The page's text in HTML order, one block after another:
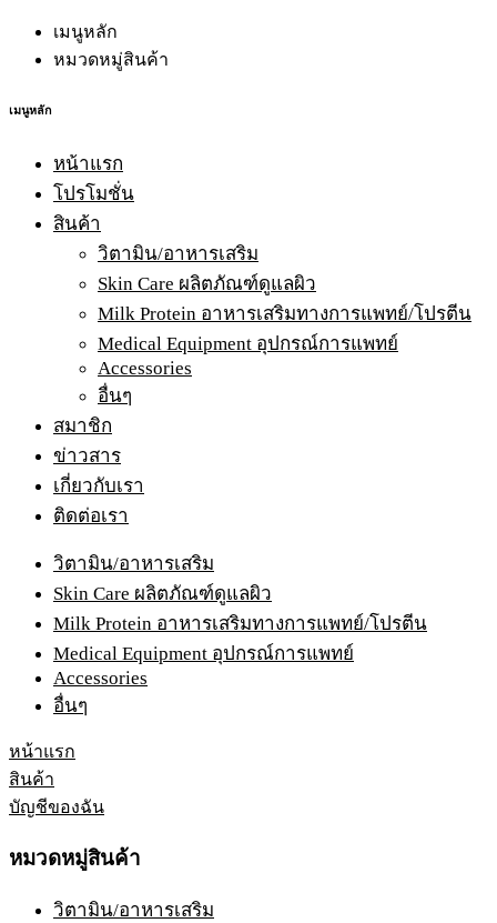
เมนูหลัก
หมวดหมู่สินค้า
เมนูหลัก
หน้าแรก
โปรโมชั่น
สินค้า
วิตามิน/อาหารเสริม
Skin Care ผลิตภัณฑ์ดูแลผิว
Milk Protein อาหารเสริมทางการแพทย์/โปรตีน
Medical Equipment อุปกรณ์การแพทย์
Accessories
อื่นๆ
สมาชิก
ข่าวสาร
เกี่ยวกับเรา
ติดต่อเรา
วิตามิน/อาหารเสริม
Skin Care ผลิตภัณฑ์ดูแลผิว
Milk Protein อาหารเสริมทางการแพทย์/โปรตีน
Medical Equipment อุปกรณ์การแพทย์
Accessories
อื่นๆ
หน้าแรก
สินค้า
บัญชีของฉัน
หมวดหมู่สินค้า
วิตามิน/อาหารเสริม